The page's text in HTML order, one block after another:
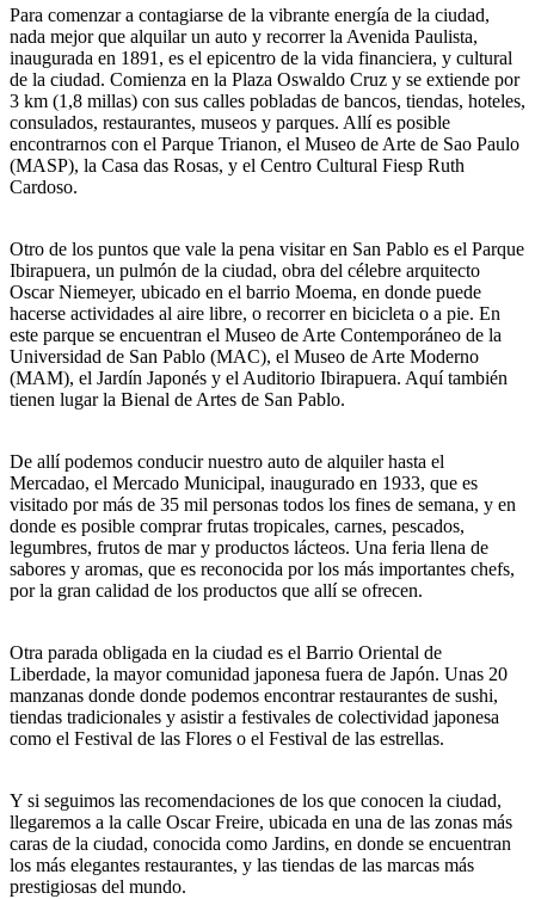
Para comenzar a contagiarse de la vibrante energía de la ciudad,
nada mejor que alquilar un auto y recorrer la Avenida Paulista,
inaugurada en 1891, es el epicentro de la vida financiera, y cultural
de la ciudad. Comienza en la Plaza Oswaldo Cruz y se extiende por
3 km (1,8 millas) con sus calles pobladas de bancos, tiendas, hoteles,
consulados, restaurantes, museos y parques. Allí es posible
encontrarnos con el Parque Trianon, el Museo de Arte de Sao Paulo
(MASP), la Casa das Rosas, y el Centro Cultural Fiesp Ruth
Cardoso.
Otro de los puntos que vale la pena visitar en San Pablo es el Parque
Ibirapuera, un pulmón de la ciudad, obra del célebre arquitecto
Oscar Niemeyer, ubicado en el barrio Moema, en donde puede
hacerse actividades al aire libre, o recorrer en bicicleta o a pie. En
este parque se encuentran el Museo de Arte Contemporáneo de la
Universidad de San Pablo (MAC), el Museo de Arte Moderno
(MAM), el Jardín Japonés y el Auditorio Ibirapuera. Aquí también
tienen lugar la Bienal de Artes de San Pablo.
De allí podemos conducir nuestro auto de alquiler hasta el
Mercadao, el Mercado Municipal, inaugurado en 1933, que es
visitado por más de 35 mil personas todos los fines de semana, y en
donde es posible comprar frutas tropicales, carnes, pescados,
legumbres, frutos de mar y productos lácteos. Una feria llena de
sabores y aromas, que es reconocida por los más importantes chefs,
por la gran calidad de los productos que allí se ofrecen.
Otra parada obligada en la ciudad es el Barrio Oriental de
Liberdade, la mayor comunidad japonesa fuera de Japón. Unas 20
manzanas donde donde podemos encontrar restaurantes de sushi,
tiendas tradicionales y asistir a festivales de colectividad japonesa
como el Festival de las Flores o el Festival de las estrellas.
Y si seguimos las recomendaciones de los que conocen la ciudad,
llegaremos a la calle Oscar Freire, ubicada en una de las zonas más
caras de la ciudad, conocida como Jardins, en donde se encuentran
los más elegantes restaurantes, y las tiendas de las marcas más
prestigiosas del mundo.